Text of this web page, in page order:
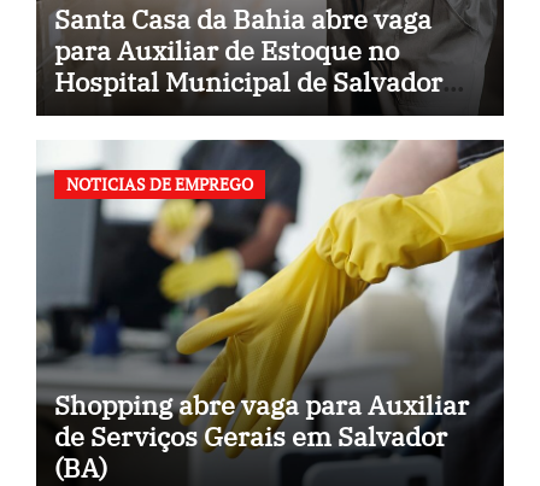
Santa Casa da Bahia abre vaga
para Auxiliar de Estoque no
Hospital Municipal de Salvador
(BA)
NOTICIAS DE EMPREGO
Shopping abre vaga para Auxiliar
de Serviços Gerais em Salvador
(BA)